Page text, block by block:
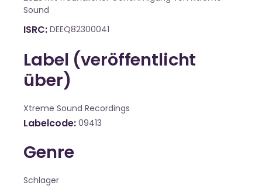
Sound
ISRC DEEQ82300041
Label (veröffentlicht
über)
Xtreme Sound Recordings
Labelcode 09413
Genre
Schlager